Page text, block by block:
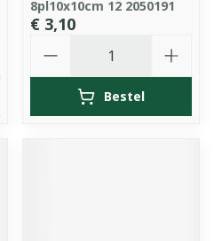
8pl10x10cm 12 2050191
€ 3,10
Bestel